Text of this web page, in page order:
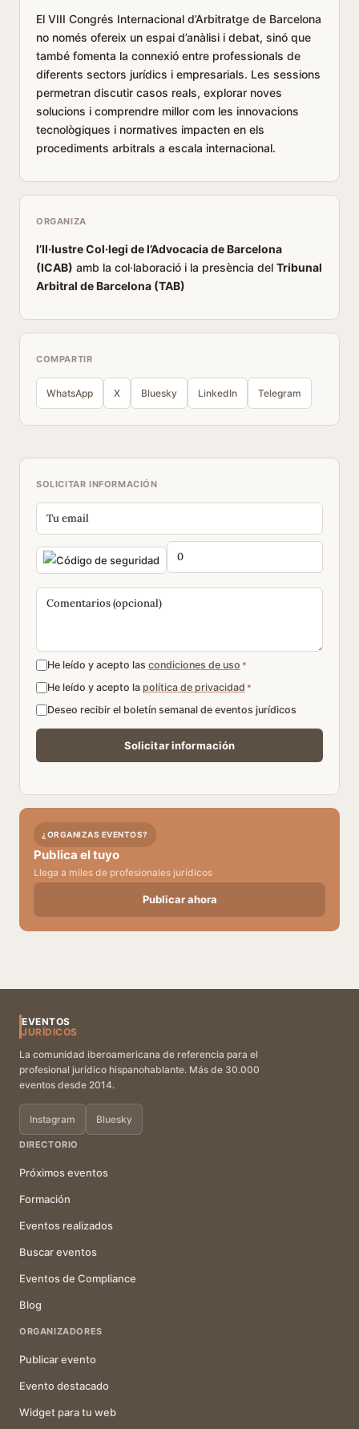
El VIII Congrés Internacional d’Arbitratge de Barcelona
no només ofereix un espai d’anàlisi i debat, sinó que
també fomenta la connexió entre professionals de
diferents sectors jurídics i empresarials. Les sessions
permetran discutir casos reals, explorar noves
solucions i comprendre millor com les innovacions
tecnològiques i normatives impacten en els
procediments arbitrals a escala internacional.
ORGANIZA
l’Il·lustre Col·legi de l’Advocacia de Barcelona
(ICAB) amb la col·laboració i la presència del Tribunal
Arbitral de Barcelona (TAB)
COMPARTIR
WhatsApp X Bluesky LinkedIn Telegram
SOLICITAR INFORMACIÓN
He leído y acepto las condiciones de uso *
He leído y acepto la política de privacidad *
Deseo recibir el boletín semanal de eventos jurídicos
¿ORGANIZAS EVENTOS?
Publica el tuyo
Llega a miles de profesionales jurídicos
Publicar ahora
EVENTOS
JURÍDICOS
La comunidad iberoamericana de referencia para el
profesional jurídico hispanohablante. Más de 30.000
eventos desde 2014.
Instagram Bluesky
DIRECTORIO
Próximos eventos
Formación
Eventos realizados
Buscar eventos
Eventos de Compliance
Blog
ORGANIZADORES
Publicar evento
Evento destacado
Widget para tu web